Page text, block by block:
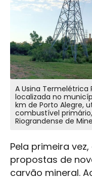
A Usina
localizada no
km de Porto Alegre,
combustível
Riograndense de
Pela primeira
propostas de
carvão mineral.